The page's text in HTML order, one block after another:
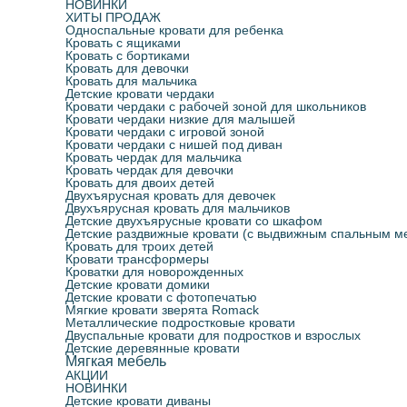
НОВИНКИ
ХИТЫ ПРОДАЖ
Односпальные кровати для ребенка
Кровать с ящиками
Кровать с бортиками
Кровать для девочки
Кровать для мальчика
Детские кровати чердаки
Кровати чердаки с рабочей зоной для школьников
Кровати чердаки низкие для малышей
Кровати чердаки с игровой зоной
Кровати чердаки с нишей под диван
Кровать чердак для мальчика
Кровать чердак для девочки
Кровать для двоих детей
Двухъярусная кровать для девочек
Двухъярусная кровать для мальчиков
Детские двухъярусные кровати со шкафом
Детские раздвижные кровати (с выдвижным спальным
Кровать для троих детей
Кровати трансформеры
Кроватки для новорожденных
Детские кровати домики
Детские кровати с фотопечатью
Мягкие кровати зверята Romack
Металлические подростковые кровати
Двуспальные кровати для подростков и взрослых
Детские деревянные кровати
Мягкая мебель
АКЦИИ
НОВИНКИ
Детские кровати диваны